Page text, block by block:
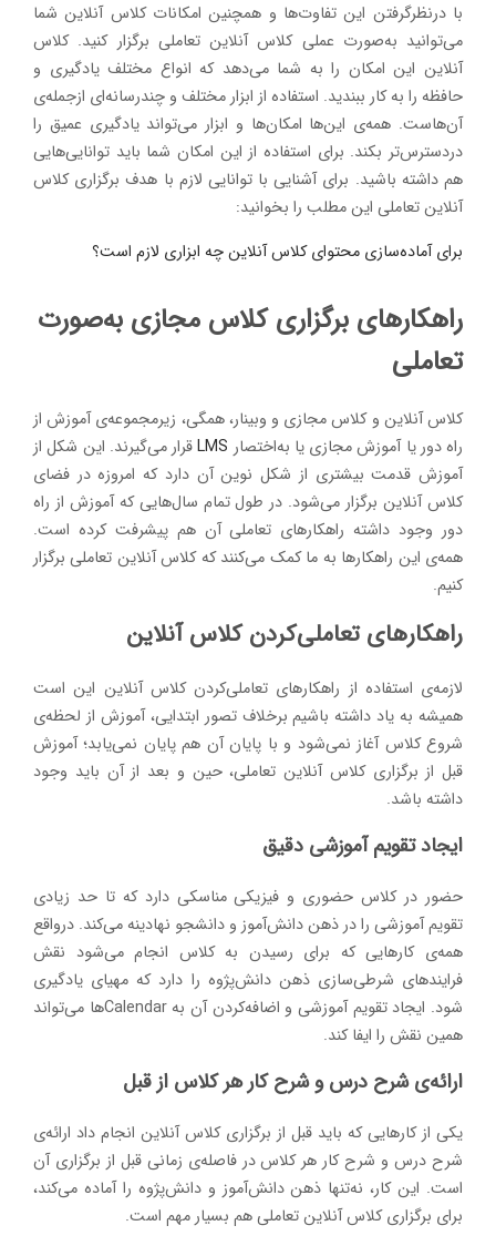
با درنظرگرفتن این تفاوت‌ها و همچنین امکانات کلاس آنلاین شما
می‌توانید به‌صورت عملی کلاس آنلاین تعاملی برگزار کنید. کلاس
آنلاین این امکان را به شما می‌دهد که انواع مختلف یادگیری و
حافظه را به کار ببندید. استفاده از ابزار مختلف و چندرسانه‌ای ازجمله‌ی
آن‌هاست. همه‌ی این‌ها امکان‌ها و ابزار می‌تواند یادگیری عمیق را
دردسترس‌تر بکند. برای استفاده از این امکان شما باید توانایی‌هایی
هم داشته باشید. برای آشنایی با توانایی لازم با هدف برگزاری کلاس
آنلاین تعاملی این مطلب را بخوانید:
برای آماده‌سازی محتوای کلاس آنلاین چه ابزاری لازم است؟
راهکارهای برگزاری کلاس مجازی به‌صورت
تعاملی
کلاس آنلاین و کلاس مجازی و وبینار، همگی، زیرمجموعه‌ی آموزش از
راه دور یا آموزش مجازی یا به‌اختصار LMSقرار می‌گیرند. این شکل از
آموزش قدمت بیشتری از شکل نوین آن دارد که امروزه در فضای
کلاس آنلاین برگزار می‌شود. در طول تمام سال‌هایی که آموزش از راه
دور وجود داشته راهکارهای تعاملی آن هم پیشرفت کرده است.
همه‌ی این راهکارها به ما کمک می‌کنند که کلاس آنلاین تعاملی برگزار
کنیم.
راهکارهای تعاملی‌کردن کلاس آنلاین
لازمه‌ی استفاده از راهکارهای تعاملی‌کردن کلاس آنلاین این است
همیشه به یاد داشته باشیم برخلاف تصور ابتدایی، آموزش از لحظه‌ی
شروع کلاس آغاز نمی‌شود و با پایان آن هم پایان نمی‌یابد؛ آموزش
قبل از برگزاری کلاس آنلاین تعاملی، حین و بعد از آن باید وجود
داشته باشد.
ایجاد تقویم آموزشی دقیق
حضور در کلاس حضوری و فیزیکی مناسکی دارد که تا حد زیادی
تقویم آموزشی را در ذهن دانش‌آموز و دانشجو نهادینه می‌کند. درواقع
همه‌ی کارهایی که برای رسیدن به کلاس انجام می‌شود نقش
فرایندهای شرطی‌سازی ذهن دانش‌پژوه را دارد که مهیای یادگیری
شود. ایجاد تقویم آموزشی و اضافه‌کردن آن به Calendarها می‌تواند
همین نقش را ایفا کند.
ارائه‌ی شرح درس و شرح کار هر کلاس از قبل
یکی از کارهایی که باید قبل از برگزاری کلاس آنلاین انجام داد ارائه‌ی
شرح درس و شرح کار هر کلاس در فاصله‌ی زمانی قبل از برگزاری آن
است. این کار، نه‌تنها ذهن دانش‌آموز و دانش‌پژوه را آماده می‌کند،
برای برگزاری کلاس آنلاین تعاملی هم بسیار مهم است.